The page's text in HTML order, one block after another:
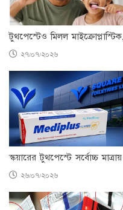
টুথপেস্টেও মিলল
২৭/০৭/২০২৬
স্কয়ারের টুথপেস্টে সর্বোচ্চ
২৬/০৭/২০২৬